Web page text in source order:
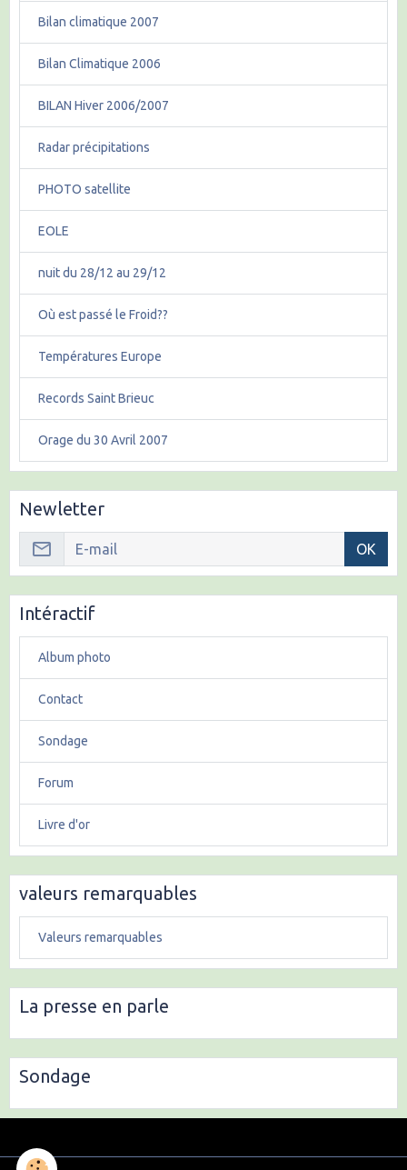
Bilan climatique 2007
Bilan Climatique 2006
BILAN Hiver 2006/2007
Radar précipitations
PHOTO satellite
EOLE
nuit du 28/12 au 29/12
Où est passé le Froid??
Températures Europe
Records Saint Brieuc
Orage du 30 Avril 2007
Newletter
OK
Intéractif
Album photo
Contact
Sondage
Forum
Livre d'or
valeurs remarquables
Valeurs remarquables
La presse en parle
Sondage